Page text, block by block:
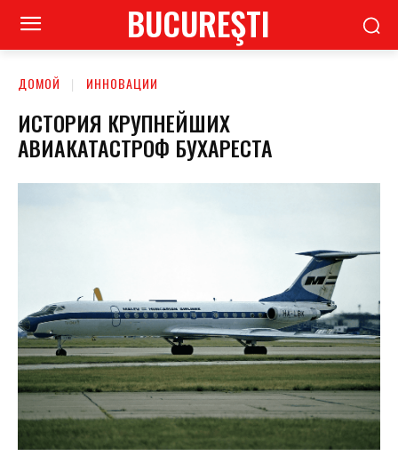
BUCUREŞTI
ДОМОЙ ИННОВАЦИИ
ИСТОРИЯ КРУПНЕЙШИХ
АВИАКАТАСТРОФ БУХАРЕСТА